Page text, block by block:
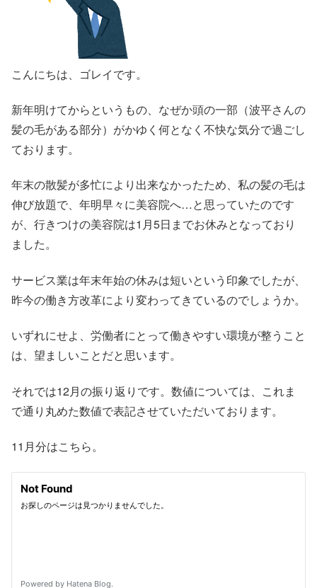
こんにちは、ゴレイです。
新年明けてからというもの、なぜか頭の一部（波平さんの
髪の毛がある部分）がかゆく何となく不快な気分で過ごし
ております。
年末の散髪が多忙により出来なかったため、私の髪の毛は
伸び放題で、年明早々に美容院へ…と思っていたのです
が、行きつけの美容院は1月5日までお休みとなっており
ました。
サービス業は年末年始の休みは短いという印象でしたが、
昨今の働き方改革により変わってきているのでしょうか。
いずれにせよ、労働者にとって働きやすい環境が整うこと
は、望ましいことだと思います。
それでは12月の振り返りです。数値については、これま
で通り丸めた数値で表記させていただいております。
11月分はこちら。